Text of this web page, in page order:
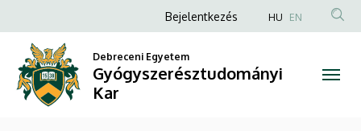
Lekli
István
a
tartalomra
Anonim
fiók
menüje
Bejelentkezés HU EN
Debreceni Egyetem
Gyógyszerésztudományi
Kar